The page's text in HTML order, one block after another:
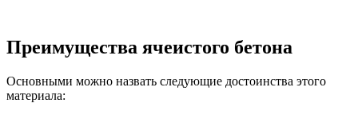
Преимущества ячеистого бетона
Основными можно назвать следующие достоинства этого
материала: